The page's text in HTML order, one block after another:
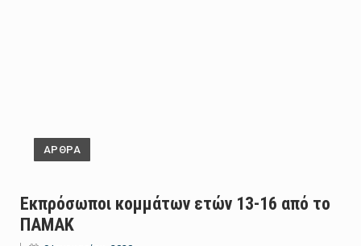
ΑΡΘΡΑ
Εκπρόσωποι κομμάτων ετών 13-16 από το
ΠΑΜΑΚ